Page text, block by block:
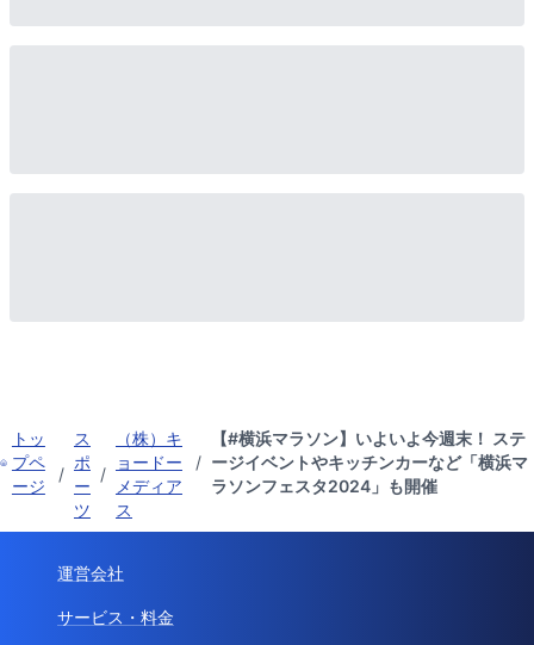
トッ
プペ
ージ
/
ス
ポ
ー
ツ
/
（株）キ
ョードー
メディア
ス
/
【#横浜マラソン】いよいよ今週末！ ステ
ージイベントやキッチンカーなど「横浜マ
ラソンフェスタ2024」も開催
運営会社
サービス・料金